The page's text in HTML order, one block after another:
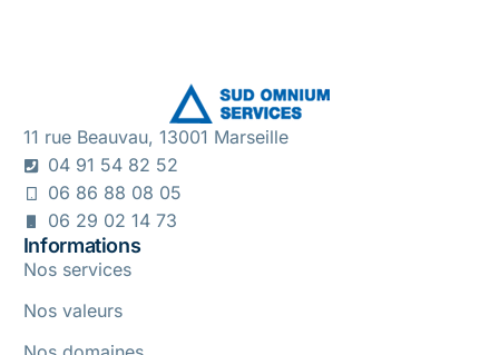
11 rue Beauvau, 13001 Marseille
04 91 54 82 52
06 86 88 08 05
06 29 02 14 73
Informations
Nos services
Nos valeurs